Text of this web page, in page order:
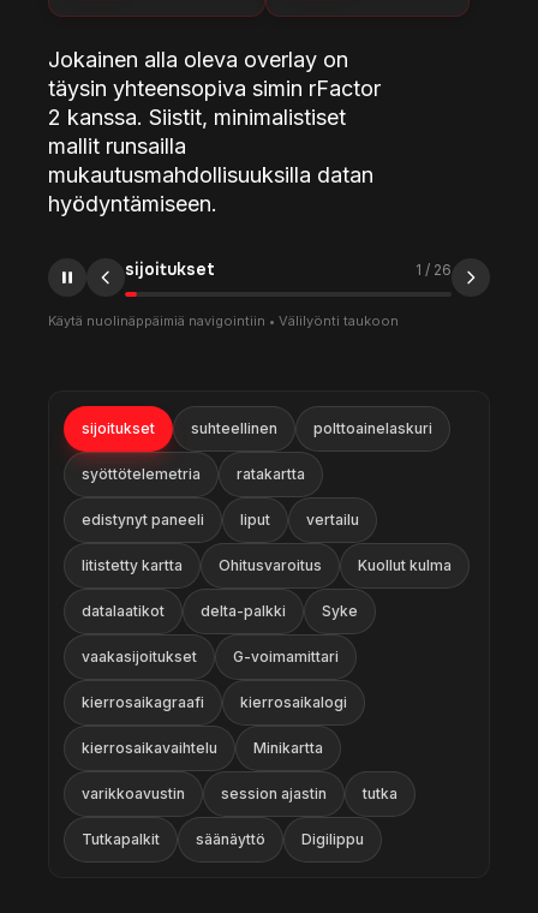
Jokainen alla oleva overlay on
täysin yhteensopiva simin rFactor
2 kanssa. Siistit, minimalistiset
mallit runsailla
mukautusmahdollisuuksilla datan
hyödyntämiseen.
suhteellinen 2 / 26
Käytä nuolinäppäimiä navigointiin • Välilyönti taukoon
sijoitukset suhteellinen polttoainelaskuri
syöttötelemetria ratakartta
edistynyt paneeli liput vertailu
litistetty kartta Ohitusvaroitus Kuollut kulma
datalaatikot delta-palkki Syke
vaakasijoitukset G-voimamittari
kierrosaikagraafi kierrosaikalogi
kierrosaikavaihtelu Minikartta
varikkoavustin session ajastin tutka
Tutkapalkit säänäyttö Digilippu